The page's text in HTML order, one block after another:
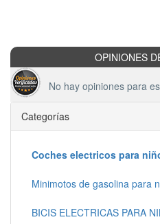
OPINIONES
No hay opiniones para
Categorías
Coches electricos para
Minimotos de gasolina para
BICIS ELECTRICAS PARA